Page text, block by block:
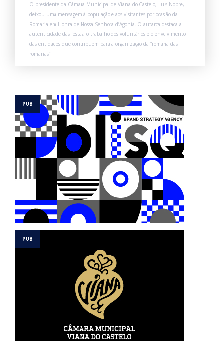
O presidente da Câmara Municipal de Viana do Castelo, Luís Nobre,
deixou uma mensagem à população e aos visitantes por ocasião da
Romaria em Honra de Nossa Senhora d’Agonia. O autarca destaca a
autenticidade das festas, o trabalho dos voluntários e o envolvimento
das entidades que contribuem para a organização da “romaria das
romarias”.